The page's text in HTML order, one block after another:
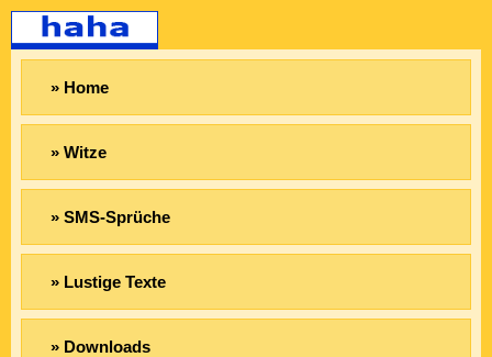
» Home
» Witze
» SMS-Sprüche
» Lustige Texte
» Downloads